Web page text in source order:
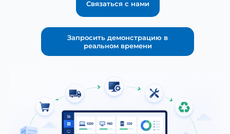
Связаться с нами
Запросить демонстрацию в
реальном времени